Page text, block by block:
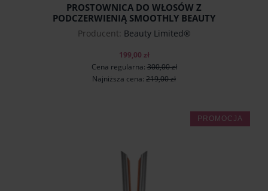
PROSTOWNICA DO WŁOSÓW Z
PODCZERWIENIĄ SMOOTHLY BEAUTY
LIMITED®
Producent: Beauty Limited®
199,00 zł
Cena regularna:300,00 zł
Najniższa cena: 219,00 zł
do koszyka
PROMOCJA